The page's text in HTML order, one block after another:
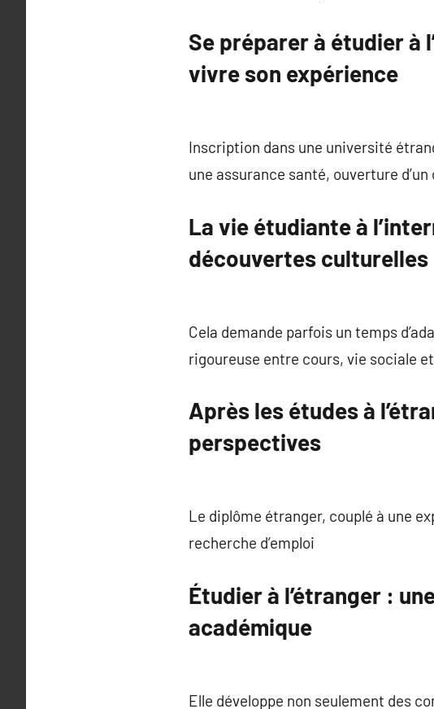
Se préparer à étudier à
vivre son expérience
Inscription dans une université
une assurance santé, ouverture
La vie étudiante à
découvertes culturelles
Cela demande parfois un temps
rigoureuse entre cours, vie sociale
Après les études à
perspectives
Le diplôme étranger, couplé à une
recherche d’emploi
Étudier à l’étranger :
académique
Elle développe non seulement des